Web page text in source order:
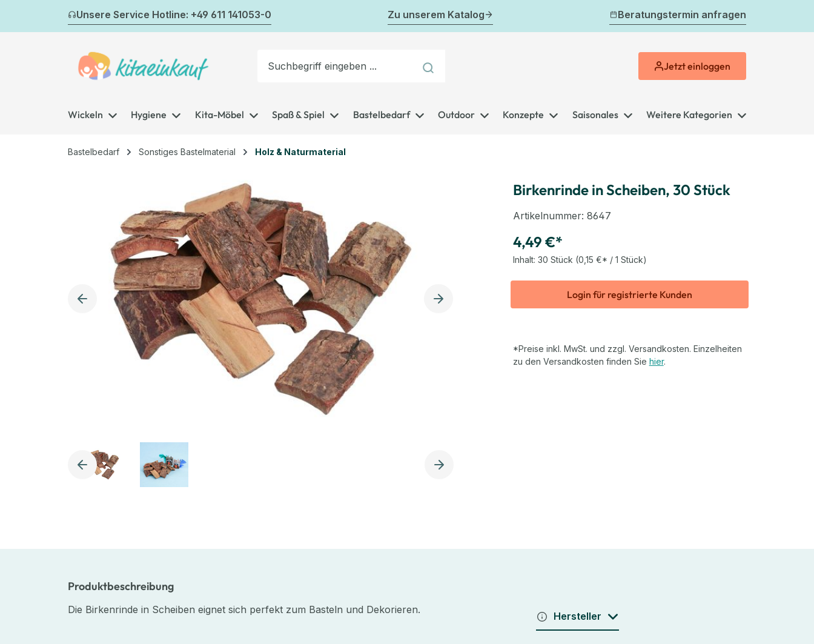
Hauptinhalt springen
Zur Suche springen
Zur Hauptnavigation springen
Unsere Service Hotline: +49 611 141053-0 Zu unserem Katalog Beratungstermin anfragen
Jetzteinloggen
Wickeln Hygiene Kita-Möbel Spaß & Spiel Bastelbedarf Outdoor Konzepte Saisonales Weitere Kategorien
Bastelbedarf Sonstiges Bastelmaterial Holz & Naturmaterial
Birkenrinde in Scheiben, 30 Stück
Artikelnummer: 8647
4,49 €*
Inhalt: 30 Stück (0,15 €* / 1 Stück)
Login für registrierte Kunden
*Preise inkl. MwSt. und zzgl. Versandkosten. Einzelheiten
zu den Versandkosten finden Sie hier.
Produktbeschreibung
Die Birkenrinde in Scheiben eignet sich perfekt zum Basteln und Dekorieren.
Hersteller